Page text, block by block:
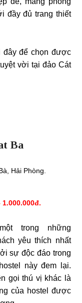
đầy đủ trang thiết
đây để chọn được
vời tại đảo Cát
Ba
Hải Phòng.
1.000.000đ.
trong những
yêu thích nhất
sự độc đáo trong
này đem lại.
gọi thú vị khác là
của hostel được